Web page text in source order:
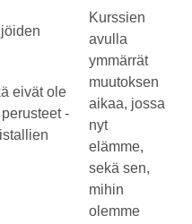
eivät ole
-
Kurssien
avulla
ymmärrät
muutoksen
aikaa, jossa
nyt
elämme,
sekä sen,
mihin
olemme